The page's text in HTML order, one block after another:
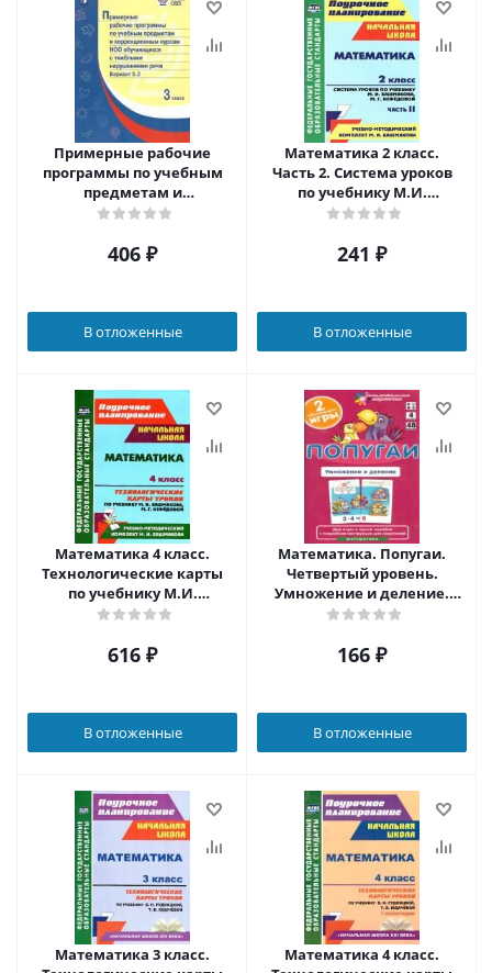
Примерные рабочие
программы по учебным
предметам и
коррекционным курсам
тяжёлыми нарушениями
406 ₽
В отложенные
Математика 2 класс.
Часть 2. Система уроков
по учебнику М.И.
Башмакова "Планета
241 ₽
В отложенные
Математика 4 класс.
Технологические карты
по учебнику М.И.
Башмакова, М. Г.
"Планета знаний"
616 ₽
В отложенные
Математика. Попугаи.
Четвертый уровень.
Умножение и деление.
Набор карточек
166 ₽
В отложенные
Математика 3 класс.
Математика 4 класс.